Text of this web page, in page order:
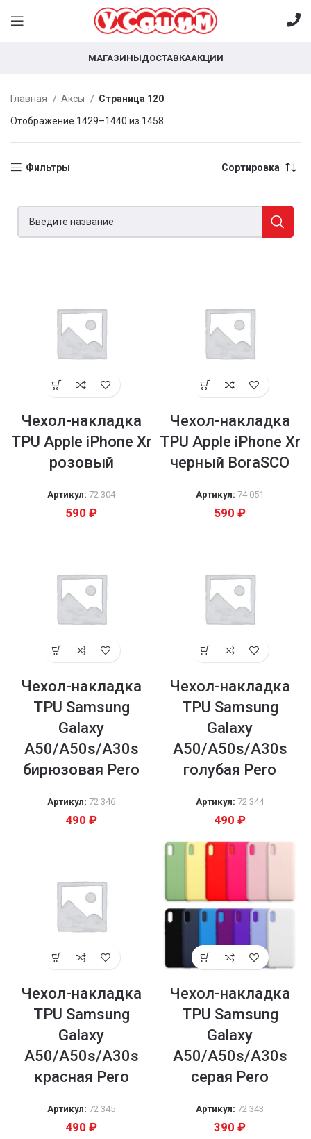
МАГАЗИНЫДОСТАВКААКЦИИ
Главная Аксы
Страница 120
Отображение 1429–1440 из 1458
Фильтры Сортировка
Чехол-накладка
TPU Apple iPhone Xr
розовый
Артикул: 72 304
590 ₽
Чехол-накладка
TPU Apple iPhone Xr
черный BoraSCO
Артикул: 74 051
590 ₽
Чехол-накладка
TPU Samsung
Galaxy
A50/A50s/A30s
бирюзовая Pero
Артикул: 72 346
490 ₽
Чехол-накладка
TPU Samsung
Galaxy
A50/A50s/A30s
голубая Pero
Артикул: 72 344
490 ₽
Чехол-накладка
TPU Samsung
Galaxy
A50/A50s/A30s
красная Pero
Артикул: 72 345
490 ₽
Чехол-накладка
TPU Samsung
Galaxy
A50/A50s/A30s
серая Pero
Артикул: 72 343
390 ₽